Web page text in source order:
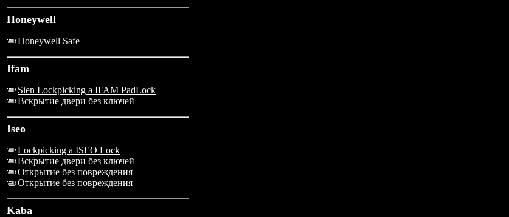
Honeywell
Honeywell Safe
Ifam
Sien Lockpicking a IFAM PadLock
Вскрытие двери без ключей
Iseo
Lockpicking a ISEO Lock
Вскрытие двери без ключей
Открытие без повреждения
Открытие без повреждения
Kaba